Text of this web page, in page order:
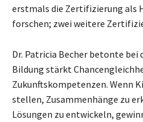
erstmals die Zertifizierung als
forschen; zwei weitere
Dr. Patricia Becher betonte bei
Bildung stärkt
Zukunftskompetenzen. Wenn
stellen, Zusammenhänge zu
Lösungen zu entwickeln,